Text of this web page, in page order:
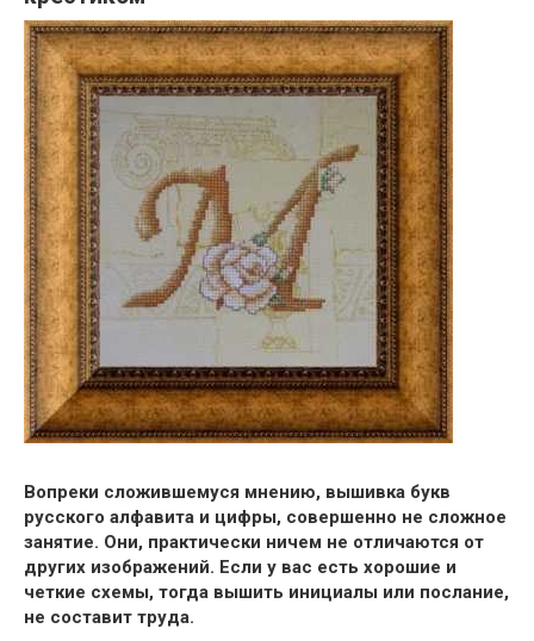
Вопреки сложившемуся мнению, вышивка букв
русского алфавита и цифры, совершенно не сложное
занятие. Они, практически ничем не отличаются от
других изображений. Если у вас есть хорошие и
четкие схемы, тогда вышить инициалы или послание,
не составит труда.